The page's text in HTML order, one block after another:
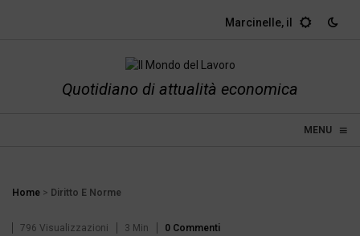
Marcinelle, il dovere
Quotidiano di attualità economica
MENU ≡
☰
Home > Diritto E Norme
796 Visualizzazioni 3 Min 0 Commenti